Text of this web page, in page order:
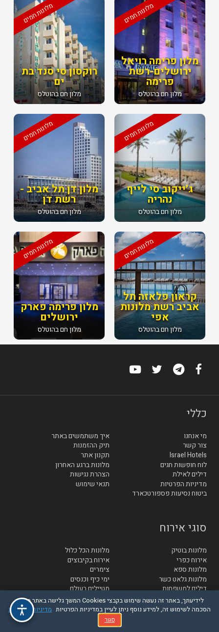
מלונות חמים
רוקסון סי סנד בת
ים
מלון חם בהוטלס
מלונות חמים
מלון פרימה רויאל
ירושלים-רשת
פרימה
מלון חם בהוטלס
מלונות חמים
מלון דן תל אביב -
רשת דן
מלון חם בהוטלס
מלונות חמים
ג׳ייקוב סי לייף
נהריה
מלון חם בהוטלס
מלונות חמים
מלון פרימה פארק
ירושלים
מלון חם בהוטלס
מלונות חמים
קראון פלאזה תל
אביב רשת מלונות
אפי
מלון חם בהוטלס
כללי
מי אנחנו
איך משתמשים באתר
צור קשר
תיק ההזמנות
Israel Hotels
תקנון אתר
לוח חופשות חגים
מלונות ברגע האחרון
דילים לאילת
הצהרת נגישות
מדיניות הפרטיות
תנאי שימוש
ביטוח נסיעות פספורטכארד
סוגי אירוח
מלונות בוטיק
מלונות הכל כלול
אירוח כפרי
אירוח בקיבוצים
מלונות ספא
צימרים
מלונות גלאט כשר
ימי כיף וכנסים
דילים למשפחות
מטיילים בעולם
לידיעתך, באתר זה נעשה שימוש בקבצי Cookies המשך גלישה באתר מהווה
הסכמה לשימוש זה, למידע נוסף ניתן לעיין במדיניות הפרטיות מדיניות הפרטיות
סגור